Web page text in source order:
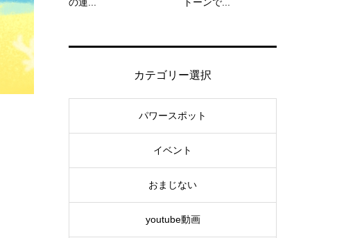
カテゴリー選択
パワースポット
イベント
おまじない
youtube動画